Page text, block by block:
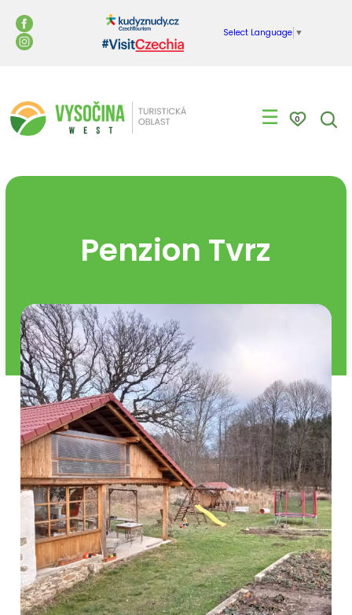
Select Language ▼
☰ 0
Penzion Tvrz